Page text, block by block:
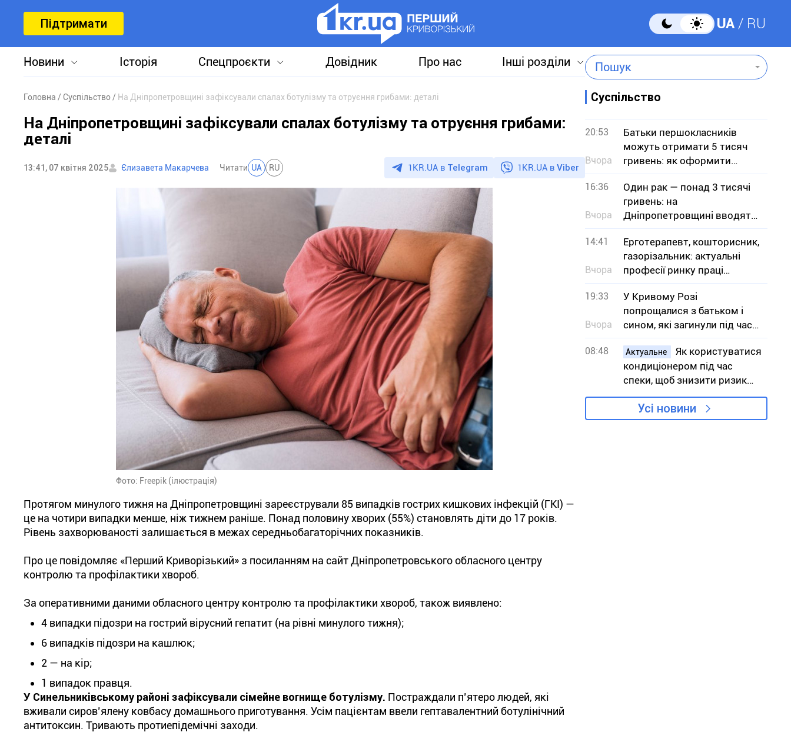
Підтримати UA RU
Новини Історія Спецпроєкти Довідник Про нас Інші розділи Пошук
Головна Суспільство На Дніпропетровщині зафіксували спалах ботулізму та отруєння грибами: деталі
На Дніпропетровщині зафіксували спалах ботулізму та отруєння грибами:
деталі
13:41, 07 квітня 2025 Єлизавета Макарчева Читати UA RU 1KR.UA в Telegram 1KR.UA в Viber
Фото: Freepik (ілюстрація)
Протягом минулого тижня на Дніпропетровщині зареєстрували 85 випадків гострих кишкових інфекцій (ГКІ) —
це на чотири випадки менше, ніж тижнем раніше. Понад половину хворих (55%) становлять діти до 17 років.
Рівень захворюваності залишається в межах середньобагаторічних показників.
Про це повідомляє «Перший Криворізький» з посиланням на сайт Дніпропетровського обласного центру
контролю та профілактики хвороб.
За оперативними даними обласного центру контролю та профілактики хвороб, також виявлено:
4 випадки підозри на гострий вірусний гепатит (на рівні минулого тижня);
6 випадків підозри на кашлюк;
2 — на кір;
1 випадок правця.
У Синельниківському районі зафіксували сімейне вогнище ботулізму. Постраждали п’ятеро людей, які
вживали сиров’ялену ковбасу домашнього приготування. Усім пацієнтам ввели гептавалентний ботулінічний
антитоксин. Тривають протиепідемічні заходи.
Суспільство
20:53
Вчора
Батьки першокласників
можуть отримати 5 тисяч
гривень: як оформити
«Пакунок школяра»
16:36
Вчора
Один рак — понад 3 тисячі
гривень: на
Дніпропетровщині вводять
заборону на вилов
14:41
Вчора
Ерготерапевт, кошторисник,
газорізальник: актуальні
професії ринку праці
Дніпропетровщини в серпні
19:33
Вчора
У Кривому Розі
попрощалися з батьком і
сином, які загинули під час
атаки на АЗС
08:48 Актуальне
Як користуватися
кондиціонером під час
спеки, щоб знизити ризик
вимушених відключень
світла
Усі новини